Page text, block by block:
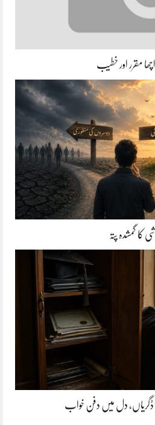
مقرر اور خطیب
کا گمشدہ پتہ
ڈگریاں، دل میں دفن خواب